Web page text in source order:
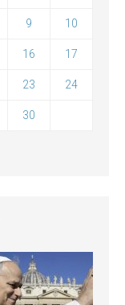
9 10
16 17
23 24
30